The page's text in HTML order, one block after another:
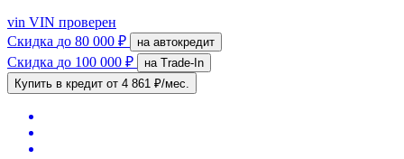
vin VIN проверен
Скидка до 80 000 ₽ на автокредит
Скидка до 100 000 ₽
на Trade-In
Купить в кредит от 4 861 ₽/мес.